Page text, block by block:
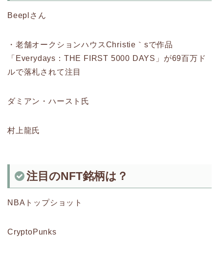
Beeplさん
・老舗オークションハウスChristie｀sで作品
「Everydays：THE FIRST 5000 DAYS」が69百万ド
ルで落札されて注目
ダミアン・ハースト氏
村上龍氏
注目のNFT銘柄は？
NBAトップショット
CryptoPunks